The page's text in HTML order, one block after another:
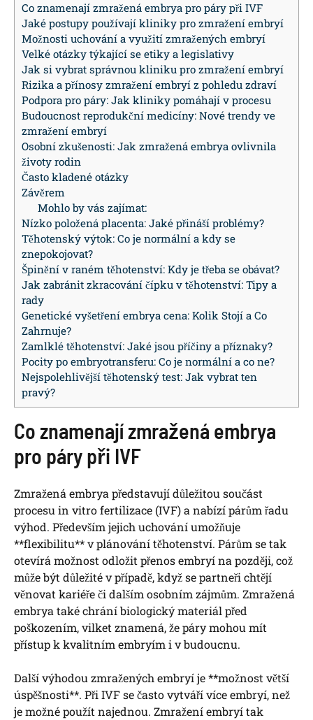
Co znamenají zmražená embrya pro páry při IVF
Jaké postupy používají kliniky pro zmražení embryí
Možnosti uchování a využití zmražených embryí
Velké otázky týkající se etiky a legislativy
Jak si vybrat správnou kliniku pro zmražení embryí
Rizika a přínosy zmražení embryí z pohledu zdraví
Podpora pro páry: Jak kliniky pomáhají v procesu
Budoucnost reprodukční medicíny: Nové trendy ve
zmražení embryí
Osobní zkušenosti: Jak zmražená embrya ovlivnila
životy rodin
Často kladené otázky
Závěrem
Mohlo by vás zajímat:
Nízko položená placenta: Jaké přináší problémy?
Těhotenský výtok: Co je normální a kdy se
znepokojovat?
Špinění v raném těhotenství: Kdy je třeba se obávat?
Jak zabránit zkracování čípku v těhotenství: Tipy a
rady
Genetické vyšetření embrya cena: Kolik Stojí a Co
Zahrnuje?
Zamlklé těhotenství: Jaké jsou příčiny a příznaky?
Pocity po embryotransferu: Co je normální a co ne?
Nejspolehlivější těhotenský test: Jak vybrat ten
pravý?
Co znamenají zmražená embrya
pro páry při IVF
Zmražená embrya představují důležitou součást
procesu in vitro fertilizace (IVF) a nabízí párům řadu
výhod. Především jejich uchování umožňuje
**flexibilitu** v plánování těhotenství. Párům se tak
otevírá možnost odložit přenos embryí na později, což
může být důležité v případě, když se partneři chtějí
věnovat kariéře či dalším osobním zájmům. Zmražená
embrya také chrání biologický materiál před
poškozením, vilket znamená, že páry mohou mít
přístup k kvalitním embryím i v budoucnu.
Další výhodou zmražených embryí je **možnost větší
úspěšnosti**. Při IVF se často vytváří více embryí, než
je možné použít najednou. Zmražení embryí tak